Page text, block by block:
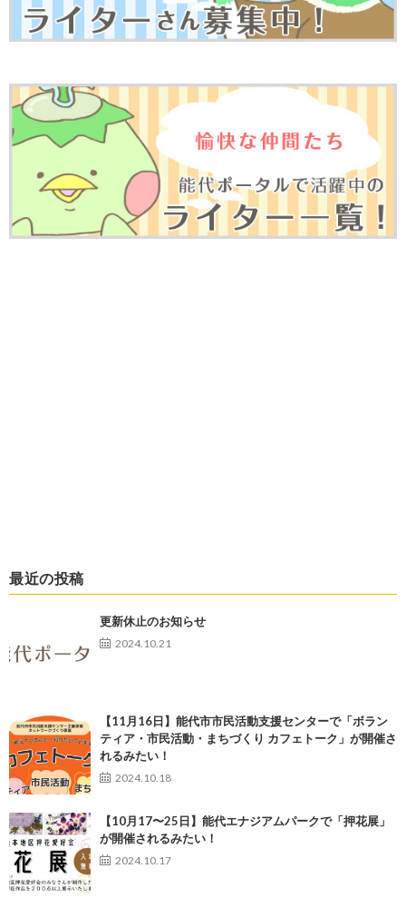
最近の投稿
更新休止のお知らせ
2024.10.21
【11月16日】能代市市民活動支援センターで「ボラン
ティア・市民活動・まちづくり カフェトーク」が開催さ
れるみたい！
2024.10.18
【10月17〜25日】能代エナジアムパークで「押花展」
が開催されるみたい！
2024.10.17